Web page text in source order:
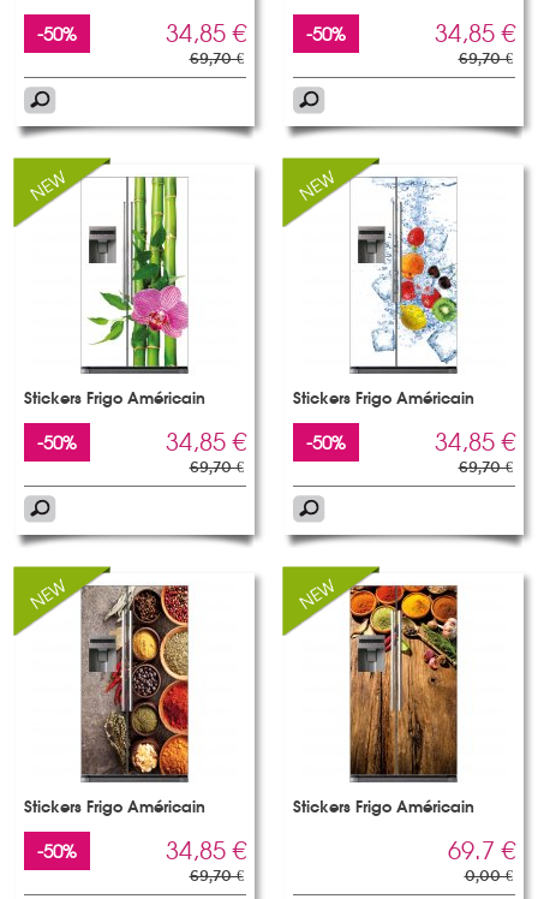
-50% 34,85 €
69,70 €
-50% 34,85 €
69,70 €
Stickers Frigo Américain
-50% 34,85 €
69,70 €
Stickers Frigo Américain
-50% 34,85 €
69,70 €
Stickers Frigo Américain
-50% 34,85 €
69,70 €
Stickers Frigo Américain
69.7 €
0,00 €